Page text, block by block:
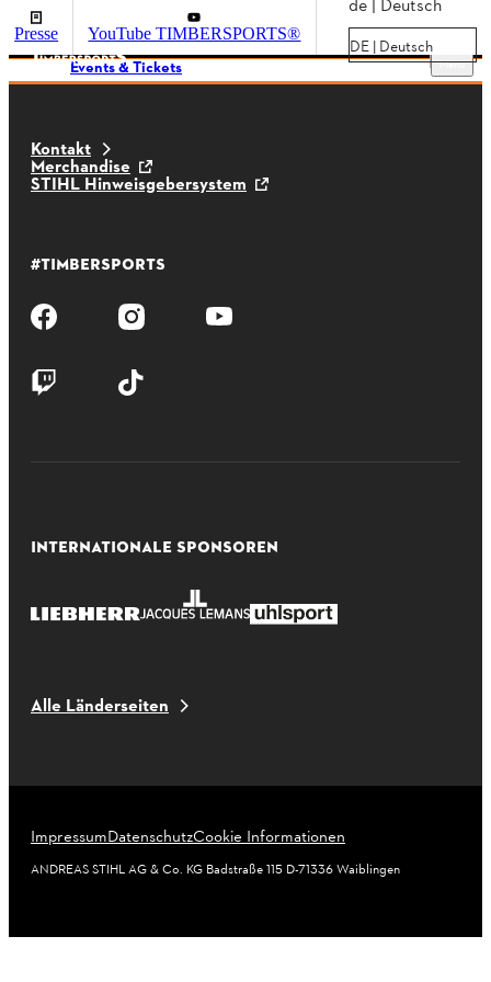
Presse YouTube TIMBERSPORTS®
de | Deutsch
DE | Deutsch
Menu
Events & Tickets
Kontakt
Merchandise
STIHL Hinweisgebersystem
#TIMBERSPORTS
INTERNATIONALE SPONSOREN
Alle Länderseiten
ImpressumDatenschutzCookie Informationen
ANDREAS STIHL AG & Co. KG Badstraße 115 D-71336 Waiblingen